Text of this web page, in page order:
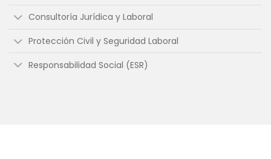
Consultoría Jurídica y Laboral
Protección Civil y Seguridad Laboral
Responsabilidad Social (ESR)